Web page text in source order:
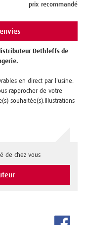
prix recommandé
Dethleffs de
en direct par l'usine.
rapprocher de votre
souhaitée(s).Illustrations
de chez vous